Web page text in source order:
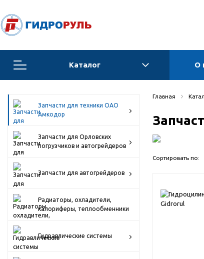
Каталог
Запчасти для Орловских погрузчиков и
автогрейдеров
Запчасти для автогрейдеров
Радиаторы, охладители, калориферы,
теплообменники
Гидроцилиндры для спецтехники
Запчасти для техники МТЗ
Импортная гидравлика
О
Запчасти для техники ОАО
Амкодор
Запчасти для Орловских
погрузчиков и автогрейдеров
Запчасти для автогрейдеров
Радиаторы, охладители,
калориферы, теплообменники
Гидравлические системы
Главная
Сортировать по: